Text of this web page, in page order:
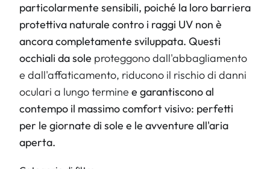
particolarmente sensibili, poiché la loro barriera
protettiva naturale contro i raggi UV non è
ancora completamente sviluppata. Questi
occhiali da sole proteggono dall'abbagliamento
e dall'affaticamento, riducono il rischio di danni
oculari a lungo termine e garantiscono al
contempo il massimo comfort visivo: perfetti
per le giornate di sole e le avventure all'aria
aperta.